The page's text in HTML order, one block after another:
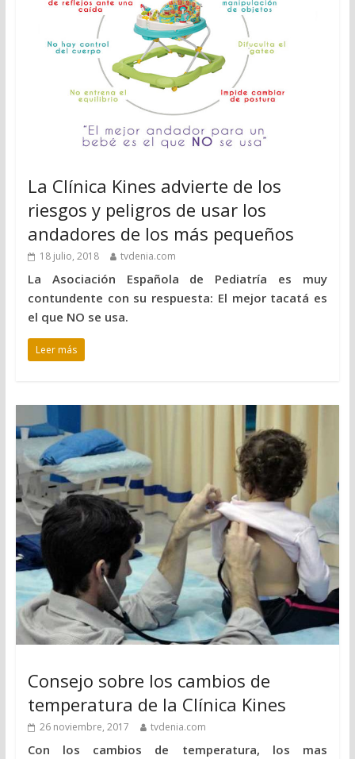
La Clínica Kines advierte de los
riesgos y peligros de usar los
andadores de los más pequeños
18 julio, 2018 tvdenia.com
La Asociación Española de Pediatría es muy
contundente con su respuesta: El mejor tacatá es
el que NO se usa.
Leer más
Consejo sobre los cambios de
temperatura de la Clínica Kines
26 noviembre, 2017 tvdenia.com
Con los cambios de temperatura, los mas